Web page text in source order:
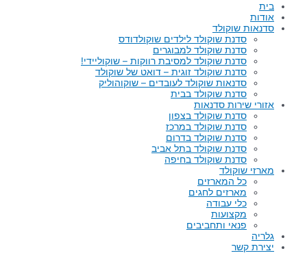
בית
אודות
סדנאות שוקולד
סדנת שוקולד לילדים שוקולדודס
סדנת שוקולד למבוגרים
סדנת שוקולד למסיבת רווקות – שוקוליידי!
סדנת שוקולד זוגית – דואט של שוקולד
סדנאות שוקולד לעובדים – שוקוהוליק
סדנת שוקולד בבית
אזורי שירות סדנאות
סדנת שוקולד בצפון
סדנת שוקולד במרכז
סדנת שוקולד בדרום
סדנת שוקולד בתל אביב
סדנת שוקולד בחיפה
מארזי שוקולד
כל המארזים
מארזים לחגים
כלי עבודה
מקצועות
פנאי ותחביבים
גלריה
יצירת קשר